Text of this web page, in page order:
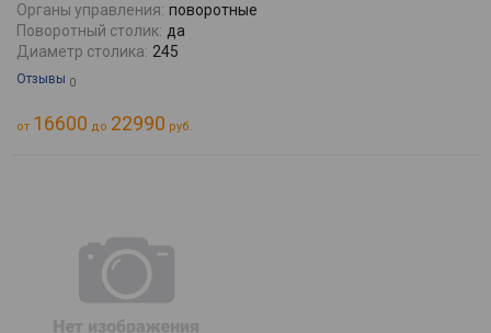
Органы управления: поворотные
Поворотный столик: да
Диаметр столика: 245
Отзывы 0
от 16600 до 22990 руб.